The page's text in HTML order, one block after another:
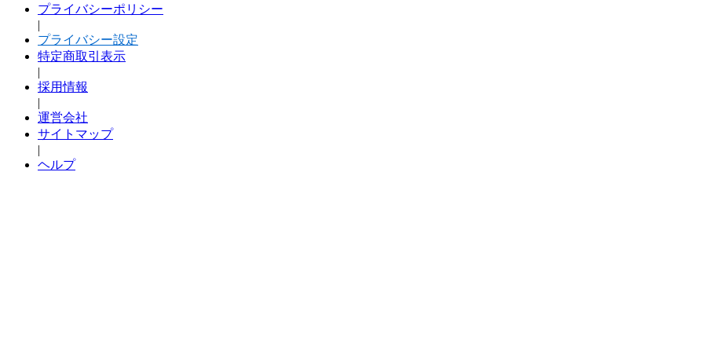
プライバシーポリシー
|
プライバシー設定
特定商取引表示
|
採用情報
|
運営会社
サイトマップ
|
ヘルプ